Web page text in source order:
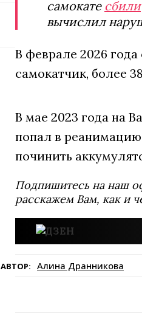
самокате сбили
вычислил
В феврале 2026 года
самокатчик, более
В мае 2023 года на
попал в
починить
Подпишитесь на наш
расскажем Вам, как и
АВТОР: Алина Дранникова